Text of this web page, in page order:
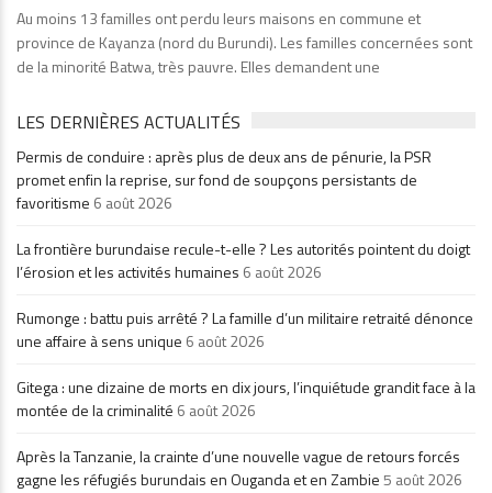
Au moins 13 familles ont perdu leurs maisons en commune et
province de Kayanza (nord du Burundi). Les familles concernées sont
de la minorité Batwa, très pauvre. Elles demandent une
LES DERNIÈRES ACTUALITÉS
Permis de conduire : après plus de deux ans de pénurie, la PSR
promet enfin la reprise, sur fond de soupçons persistants de
favoritisme 6 août 2026
La frontière burundaise recule-t-elle ? Les autorités pointent du doigt
l’érosion et les activités humaines 6 août 2026
Rumonge : battu puis arrêté ? La famille d’un militaire retraité dénonce
une affaire à sens unique 6 août 2026
Gitega : une dizaine de morts en dix jours, l’inquiétude grandit face à la
montée de la criminalité 6 août 2026
Après la Tanzanie, la crainte d’une nouvelle vague de retours forcés
gagne les réfugiés burundais en Ouganda et en Zambie5 août 2026